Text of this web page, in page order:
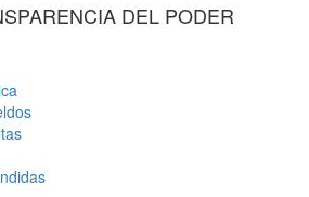
DEL PODER